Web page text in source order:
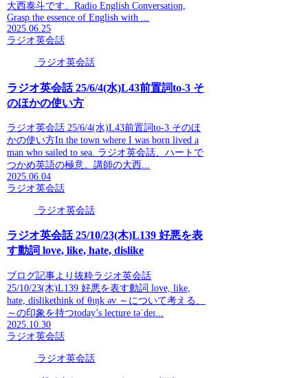
大西泰斗です。Radio English Conversation,
Grasp the essence of English with ...
2025.06.25
ラジオ英会話
ラジオ英会話
ラジオ英会話 25/6/4(水)L43前置詞to-3 そ
のほかの使い方
ラジオ英会話 25/6/4(水)L43前置詞to-3 そのほ
かの使い方In the town where I was born lived a
man who sailed to sea. ラジオ英会話、ハートで
つかめ英語の極意。講師の大西...
2025.06.04
ラジオ英会話
ラジオ英会話
ラジオ英会話 25/10/23(木)L139 好悪を表
す動詞 love, like, hate, dislike
ブログ記事より抜粋ラジオ英会話
25/10/23(木)L139 好悪を表す動詞 love, like,
hate, dislikethink of θɪŋk əv ～について考える、
～の印象を持つtoday’s lecture təˈdeɪ...
2025.10.30
ラジオ英会話
ラジオ英会話